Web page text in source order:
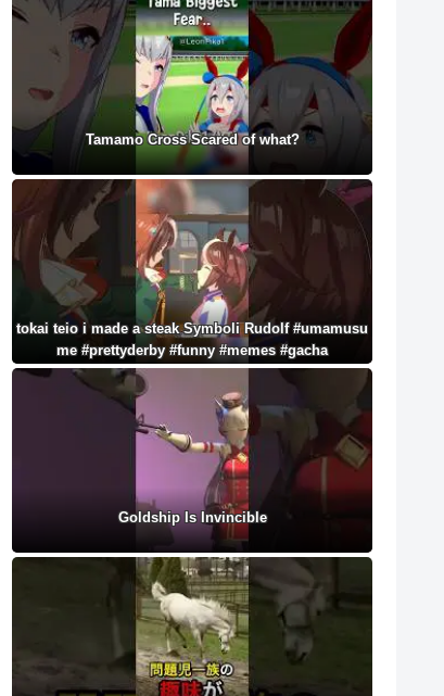
Tamamo Cross Scared of what?
tokai teio i made a steak Symboli Rudolf #umamusu
me #prettyderby #funny #memes #gacha
Goldship Is Invincible